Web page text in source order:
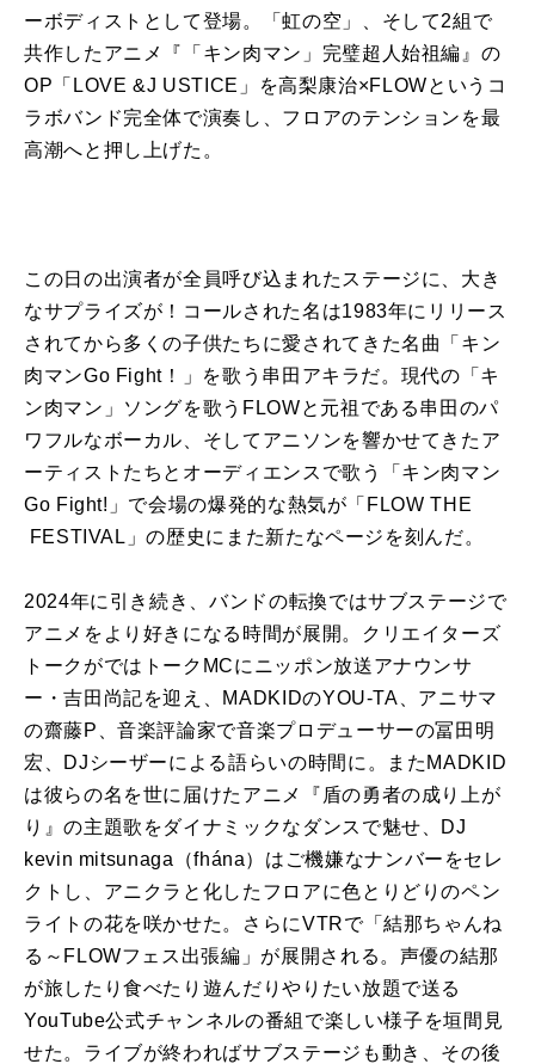
ーボディストとして登場。「虹の空」、そして2組で
共作したアニメ『「キン肉マン」完璧超人始祖編』の
OP「LOVE &J USTICE」を高梨康治×FLOWというコ
ラボバンド完全体で演奏し、フロアのテンションを最
高潮へと押し上げた。
この日の出演者が全員呼び込まれたステージに、大き
なサプライズが！コールされた名は1983年にリリース
されてから多くの子供たちに愛されてきた名曲「キン
肉マンGo Fight！」を歌う串田アキラだ。現代の「キ
ン肉マン」ソングを歌うFLOWと元祖である串田のパ
ワフルなボーカル、そしてアニソンを響かせてきたア
ーティストたちとオーディエンスで歌う「キン肉マン
Go Fight!」で会場の爆発的な熱気が「FLOW THE
FESTIVAL」の歴史にまた新たなページを刻んだ。
2024年に引き続き、バンドの転換ではサブステージで
アニメをより好きになる時間が展開。クリエイターズ
トークがではトークMCにニッポン放送アナウンサ
ー・吉田尚記を迎え、MADKIDのYOU-TA、アニサマ
の齋藤P、音楽評論家で音楽プロデューサーの冨田明
宏、DJシーザーによる語らいの時間に。またMADKID
は彼らの名を世に届けたアニメ『盾の勇者の成り上が
り』の主題歌をダイナミックなダンスで魅せ、DJ
kevin mitsunaga（fhána）はご機嫌なナンバーをセレ
クトし、アニクラと化したフロアに色とりどりのペン
ライトの花を咲かせた。さらにVTRで「結那ちゃんね
る～FLOWフェス出張編」が展開される。声優の結那
が旅したり食べたり遊んだりやりたい放題で送る
YouTube公式チャンネルの番組で楽しい様子を垣間見
せた。ライブが終わればサブステージも動き、その後